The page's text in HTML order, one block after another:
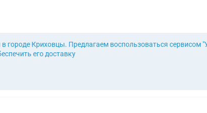
городе Криховцы. Предлагаем воспользоваться
его доставку